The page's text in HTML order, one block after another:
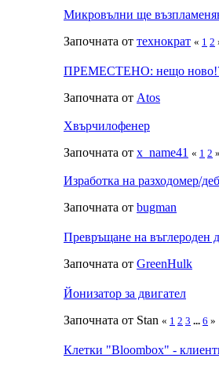
Микровълни ще
Започната от технократ « 1 2
ПРЕМЕСТЕНО: нещо
Започната от Аtos
Хвърчилофенер
Започната от x_name41 « 1 2 »
Изработка на разходомер/
Започната от bugman
Превръщане на въглероден
Започната от GreenHulk
Йонизатор за двигател
Започната от Stan « 1 2 3 ... 6 »
Клетки "Bloombox" -